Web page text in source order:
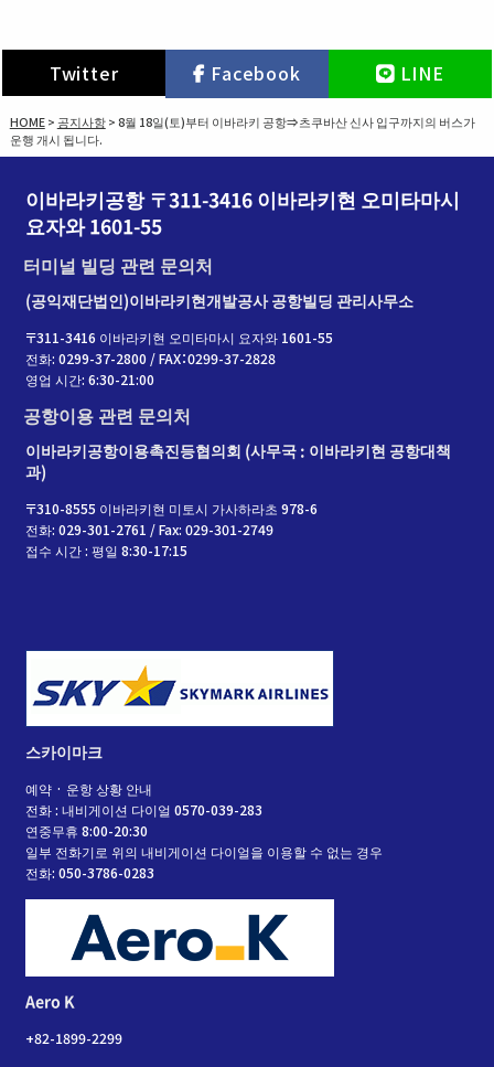
Twitter Facebook LINE
HOME> 공지사항> 8월 18일(토)부터 이바라키 공항⇒츠쿠바산 신사 입구까지의 버스가
운행 개시 됩니다.
이바라키공항 〒311-3416 이바라키현 오미타마시
요자와 1601-55
터미널 빌딩 관련 문의처
(공익재단법인)이바라키현개발공사 공항빌딩 관리사무소
〒311-3416 이바라키현 오미타마시 요자와 1601-55
전화: 0299-37-2800 / FAX：0299-37-2828
영업 시간: 6:30-21:00
공항이용 관련 문의처
이바라키공항이용촉진등협의회 (사무국 : 이바라키현 공항대책
과)
〒310-8555 이바라키현 미토시 가사하라초 978-6
전화: 029-301-2761 / Fax: 029-301-2749
접수 시간 : 평일 8:30-17:15
스카이마크
예약 · 운항 상황 안내
전화 : 내비게이션 다이얼 0570-039-283
연중무휴 8:00-20:30
일부 전화기로 위의 내비게이션 다이얼을 이용할 수 없는 경우
전화: 050-3786-0283
Aero K
+82-1899-2299